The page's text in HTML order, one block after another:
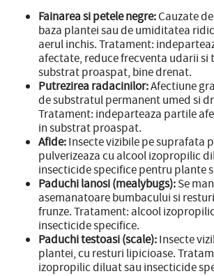
Fainarea si petele negre:Cauzate
baza plantei sau de umiditatea
aerul inchis. Tratament:
afectate, reduce frecventa udarii si
substrat proaspat, bine drenat.
Putrezirea radacinilor:Afectiune
de substratul permanent umed si
Tratament: indeparteaza partile
in substrat proaspat.
Afide:Insecte vizibile pe suprafata
pulverizeaza cu alcool izopropilic
insecticide specifice pentru plante
Paduchi lanosi (mealybugs):Se
asemanatoare bumbacului si
frunze. Tratament: alcool
insecticide specifice.
Paduchi testoasi (scale):Insecte
plantei, cu resturi lipicioase.
izopropilic diluat sau insecticide